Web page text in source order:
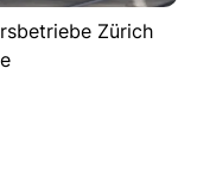
Zürich